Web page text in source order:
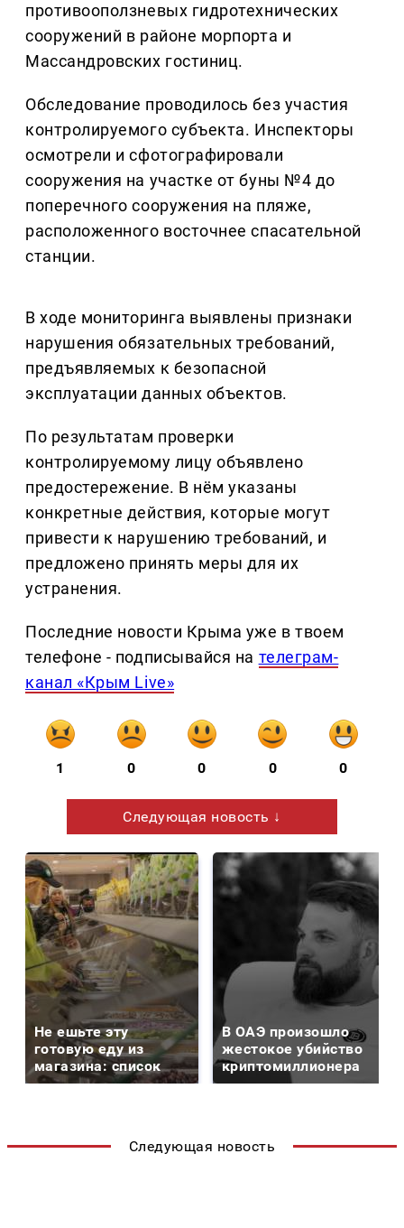
противооползневых гидротехнических
сооружений в районе морпорта и
Массандровских гостиниц.
Обследование проводилось без участия
контролируемого субъекта. Инспекторы
осмотрели и сфотографировали
сооружения на участке от буны №4 до
поперечного сооружения на пляже,
расположенного восточнее спасательной
станции.
В ходе мониторинга выявлены признаки
нарушения обязательных требований,
предъявляемых к безопасной
эксплуатации данных объектов.
По результатам проверки
контролируемому лицу объявлено
предостережение. В нём указаны
конкретные действия, которые могут
привести к нарушению требований, и
предложено принять меры для их
устранения.
Последние новости Крыма уже в твоем
телефоне - подписывайся на телеграм-
канал «Крым Live»
1 0 0 0 0
Следующая новость ↓
Не ешьте эту
готовую еду из
магазина: список
В ОАЭ произошло
жестокое убийство
криптомиллионера
Следующая новость